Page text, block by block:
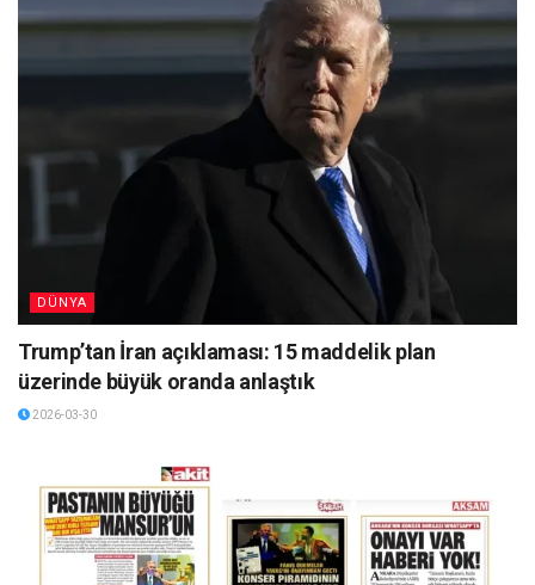
DÜNYA
Trump’tan İran açıklaması: 15 maddelik plan
üzerinde büyük oranda anlaştık
2026-03-30